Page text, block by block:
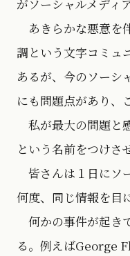
がソーシャルメディ
あきらかな悪意を
調という文字コミュ
あるが、今のソーシ
にも問題点があり、
私が最大の問題と
という名前をつけさ
皆さんは１日にソ
何度、同じ情報を目
何かの事件が起き
る。例えばGeorge